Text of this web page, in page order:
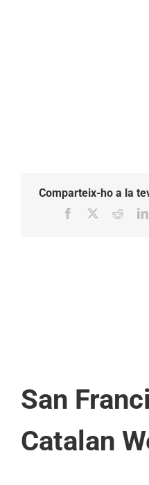
Comparteix-ho a la
Facebook Reddit
San
Catalan